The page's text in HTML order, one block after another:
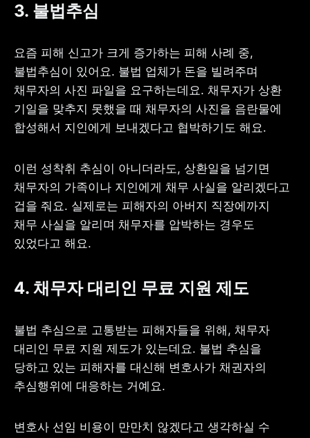
3. 불법추심
요즘 피해 신고가 크게 증가하는 피해 사례 중,
불법추심이 있어요. 불법 업체가 돈을 빌려주며
채무자의 사진 파일을 요구하는데요. 채무자가 상환
기일을 맞추지 못했을 때 채무자의 사진을 음란물에
합성해서 지인에게 보내겠다고 협박하기도 해요.
이런 성착취 추심이 아니더라도, 상환일을 넘기면
채무자의 가족이나 지인에게 채무 사실을 알리겠다고
겁을 줘요. 실제로는 피해자의 아버지 직장에까지
채무 사실을 알리며 채무자를 압박하는 경우도
있었다고 해요.
4. 채무자 대리인 무료 지원 제도
불법 추심으로 고통받는 피해자들을 위해, 채무자
대리인 무료 지원 제도가 있는데요. 불법 추심을
당하고 있는 피해자를 대신해 변호사가 채권자의
추심행위에 대응하는 거예요.
변호사 선임 비용이 만만치 않겠다고 생각하실 수